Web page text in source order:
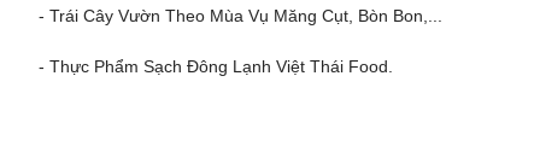
- Trái Cây Vườn Theo Mùa Vụ Măng Cụt, Bòn Bon
- Thực Phẩm Sạch Đông Lạnh Việt Thái Food.